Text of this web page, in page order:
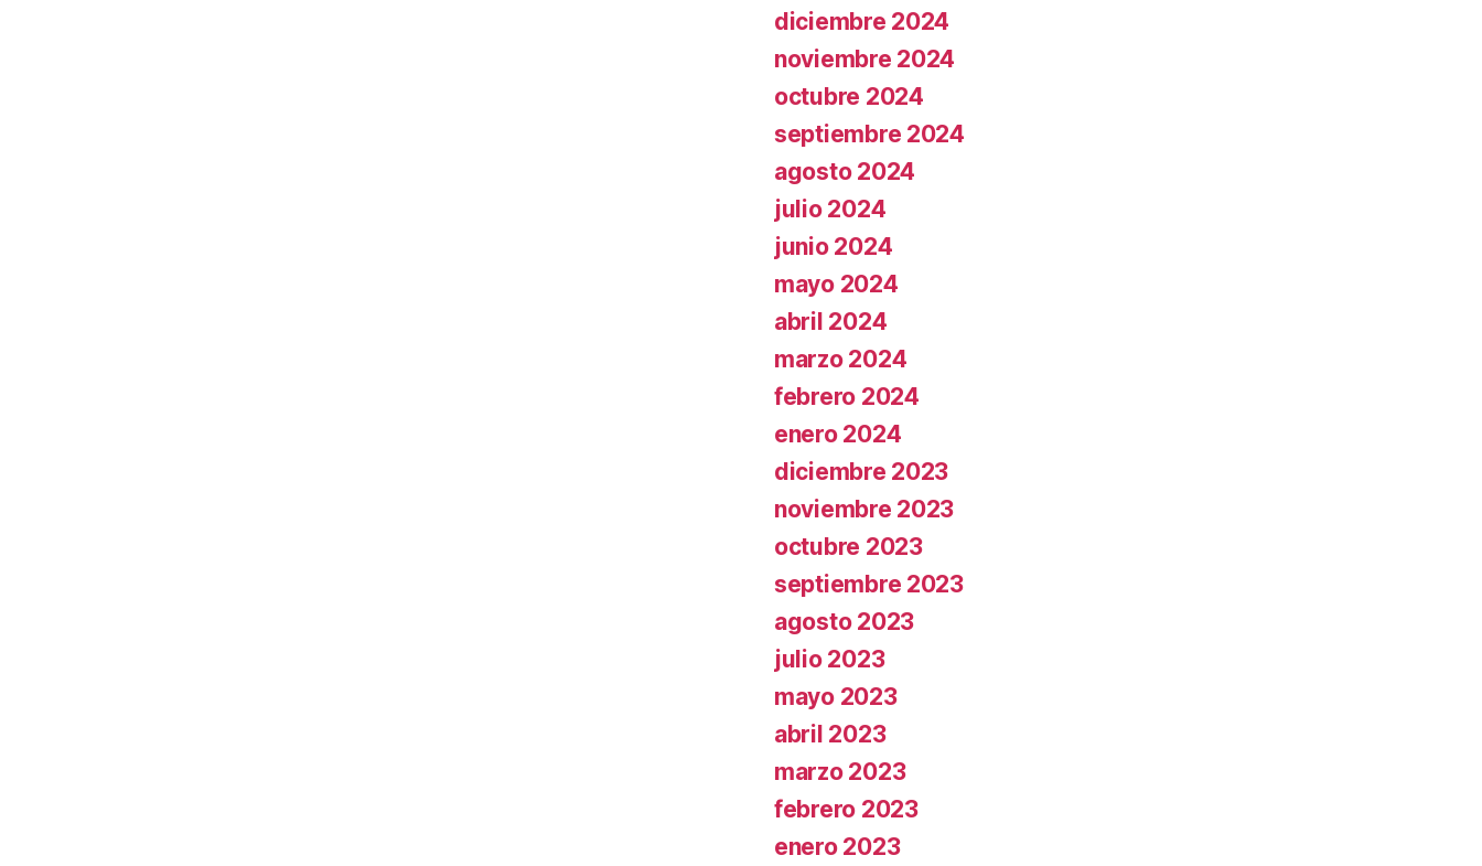
diciembre 2024
noviembre 2024
octubre 2024
septiembre 2024
agosto 2024
julio 2024
junio 2024
mayo 2024
abril 2024
marzo 2024
febrero 2024
enero 2024
diciembre 2023
noviembre 2023
octubre 2023
septiembre 2023
agosto 2023
julio 2023
mayo 2023
abril 2023
marzo 2023
febrero 2023
enero 2023